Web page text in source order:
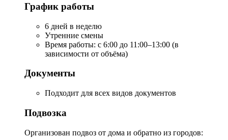
График работы
6 дней в неделю
Утренние смены
Время работы: с 6:00 до 11:00–13:00 (в
зависимости от объёма)
Документы
Подходит для всех видов документов
Подвозка
Организован подвоз от дома и обратно из городов: